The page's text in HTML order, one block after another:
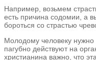
Например, возьмем
есть причина содомии, а
бороться со страстью
Молодому человеку нужно
пагубно действуют на
христианина важно, что